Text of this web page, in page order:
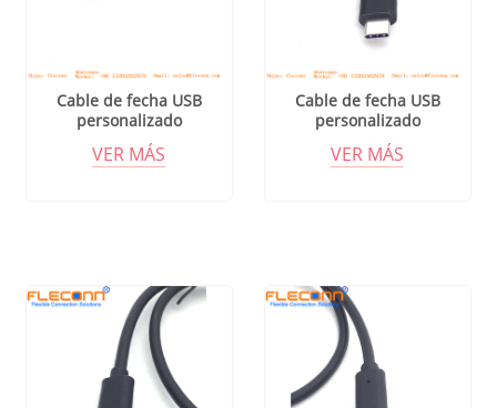
Cable de fecha USB
personalizado
VER MÁS
Cable de fecha USB
personalizado
VER MÁS